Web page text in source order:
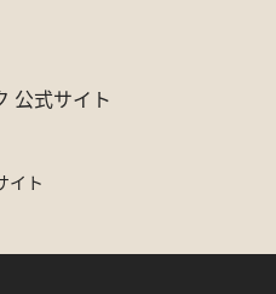
公式サイト
イト